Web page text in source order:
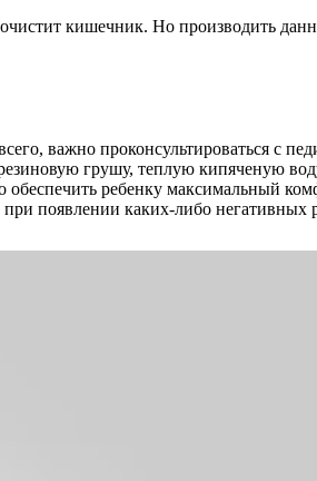
кишечник. Но производить
важно проконсультироваться с
грушу, теплую кипяченую
ребенку максимальный
появлении каких-либо негативных